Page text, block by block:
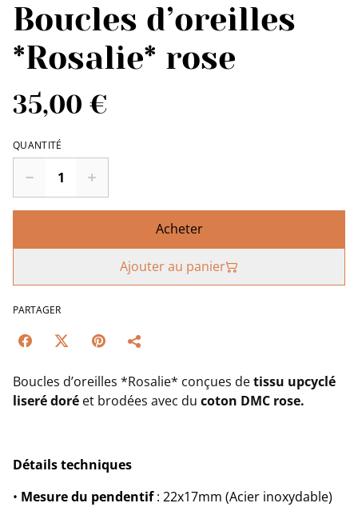
Boucles d’oreilles
*Rosalie* rose
35,00 €
QUANTITÉ
Acheter
Ajouter au panier
PARTAGER
Boucles d’oreilles *Rosalie* conçues detissu upcyclé
liseré doré et brodées avec du coton DMC rose.
Détails techniques
• Mesure du pendentif: 22x17mm (Acier inoxydable)